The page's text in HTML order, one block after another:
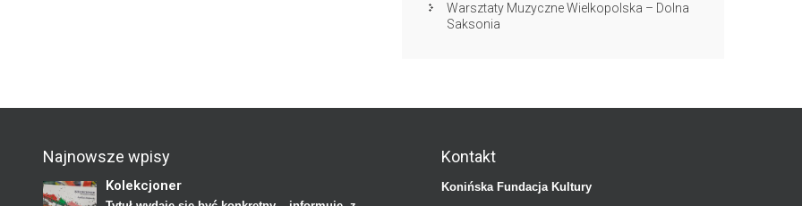
Warsztaty Muzyczne Wielkopolska – Dolna
Saksonia
Najnowsze wpisy
Kolekcjoner
Kontakt
Konińska Fundacja Kultury